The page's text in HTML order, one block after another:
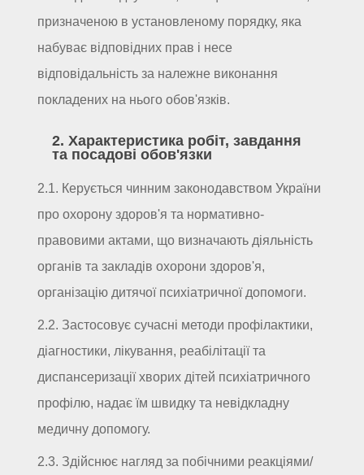
призначеною в установленому порядку, яка
набуває відповідних прав і несе
відповідальність за належне виконання
покладених на нього обов'язків.
2. Характеристика робіт, завдання
та посадові обов'язки
2.1. Керується чинним законодавством України
про охорону здоров'я та нормативно-
правовими актами, що визначають діяльність
органів та закладів охорони здоров'я,
організацію дитячої психіатричної допомоги.
2.2. Застосовує сучасні методи профілактики,
діагностики, лікування, реабілітації та
диспансеризації хворих дітей психіатричного
профілю, надає їм швидку та невідкладну
медичну допомогу.
2.3. Здійснює нагляд за побічними реакціями/